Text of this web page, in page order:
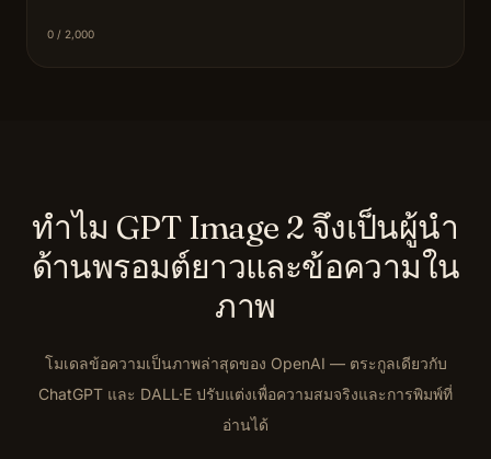
0 / 2,000
ทำไม GPT Image 2 จึงเป็นผู้นำ
ด้านพรอมต์ยาวและข้อความใน
ภาพ
โมเดลข้อความเป็นภาพล่าสุดของ OpenAI — ตระกูลเดียวกับ
ChatGPT และ DALL·E ปรับแต่งเพื่อความสมจริงและการพิมพ์ที่
อ่านได้